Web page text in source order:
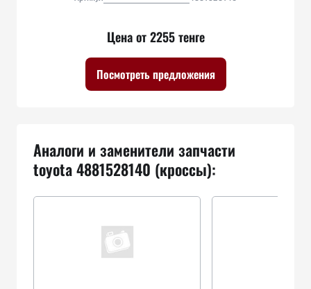
Цена от 2255 тенге
Посмотреть предложения
Аналоги и заменители запчасти
toyota 4881528140 (кроссы):